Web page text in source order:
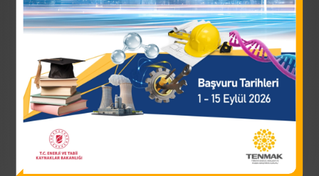
Ömür Sonu Yönetimi Projesi kurumsal kapasitesinin
geliştirilmesi alanında AB’den 150 Milyon TL hibe
almaya hak kazanmıştır.
IPA III Programı kapsamında yürütülecek bu proje ile;
ülkemizin temiz enerji dönüşümü, sürdürülebilir
kaynak kullanımı ve döngüsel ekonomi hedeflerine
katkı sağlanması ile güneş paneli atıklarının
yönetimine ilişkin ulusal kapasitenin güçlendirilerek
AB uygulamalarıyla uyumlu bir yaklaşımın ortaya